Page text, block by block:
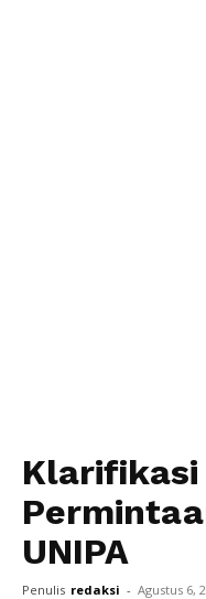
Klarifikasi
UNIPA
Penulis redaksi - Agustus 6,